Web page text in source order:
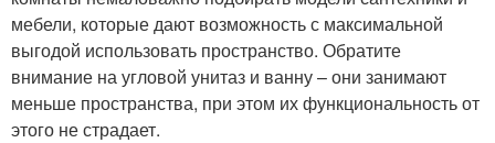
мебели, которые дают возможность с максимальной
выгодой использовать пространство. Обратите
внимание на угловой унитаз и ванну – они занимают
меньше пространства, при этом их функциональность от
этого не страдает.